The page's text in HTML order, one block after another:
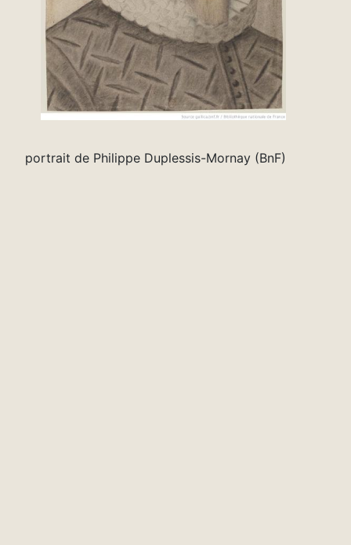
portrait de Philippe Duplessis-Mornay (BnF)